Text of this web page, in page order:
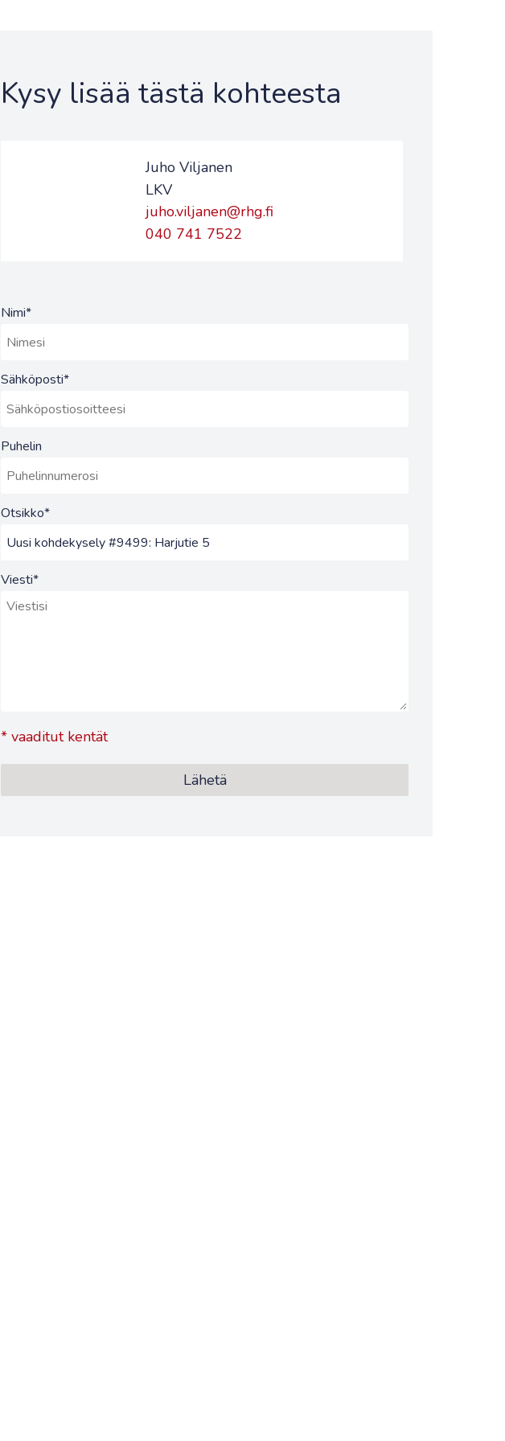
Kysy lisää tästä kohteesta
Juho Viljanen
LKV
juho.viljanen@rhg.fi
040 741 7522
Nimi*
Sähköposti*
Puhelin
Otsikko*
Viesti*
* vaaditut kentät